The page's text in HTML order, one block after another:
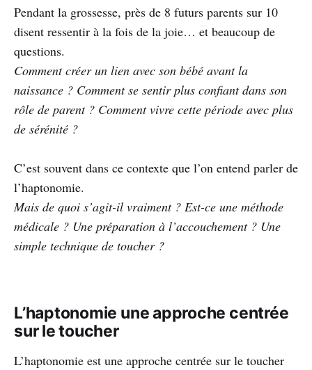
Pendant la grossesse, près de 8 futurs parents sur 10
disent ressentir à la fois de la joie… et beaucoup de
questions.
Comment créer un lien avec son bébé avant la
naissance ? Comment se sentir plus confiant dans son
rôle de parent ? Comment vivre cette période avec plus
de sérénité ?
C’est souvent dans ce contexte que l’on entend parler de
l’haptonomie.
Mais de quoi s’agit-il vraiment ? Est-ce une méthode
médicale ? Une préparation à l’accouchement ? Une
simple technique de toucher ?
L’haptonomie une approche centrée
sur le toucher
L’haptonomie est une approche centrée sur le toucher